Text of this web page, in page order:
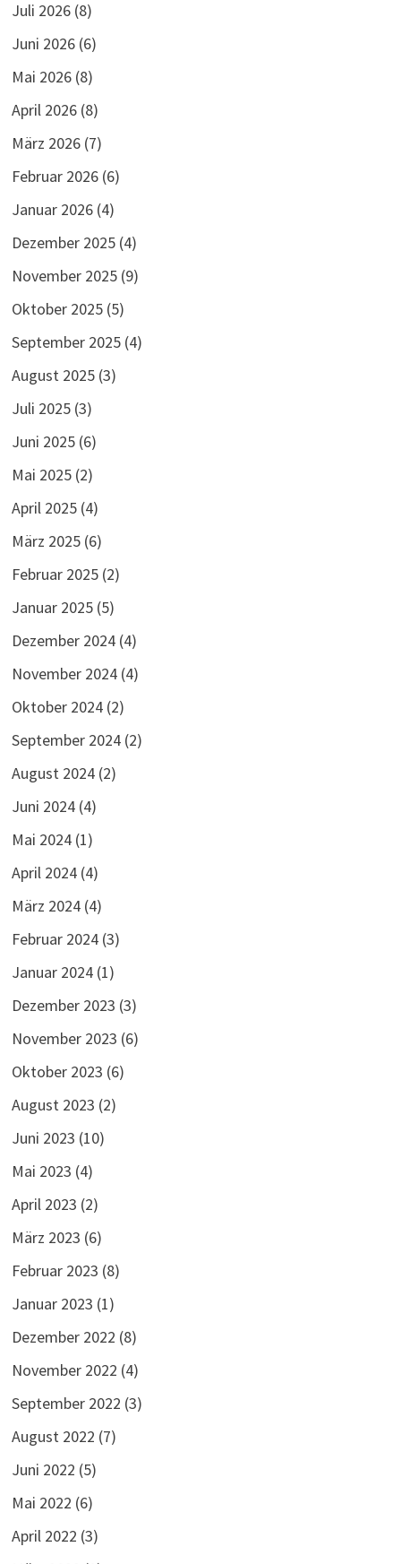
Juli 2026(8)
Juni 2026(6)
Mai 2026(8)
April 2026(8)
März 2026(7)
Februar 2026(6)
Januar 2026(4)
Dezember 2025(4)
November 2025(9)
Oktober 2025(5)
September 2025(4)
August 2025(3)
Juli 2025(3)
Juni 2025(6)
Mai 2025(2)
April 2025(4)
März 2025(6)
Februar 2025(2)
Januar 2025(5)
Dezember 2024(4)
November 2024(4)
Oktober 2024(2)
September 2024(2)
August 2024(2)
Juni 2024(4)
Mai 2024(1)
April 2024(4)
März 2024(4)
Februar 2024(3)
Januar 2024(1)
Dezember 2023 (3)
November 2023 (6)
Oktober 2023 (6)
August 2023 (2)
Juni 2023 (10)
Mai 2023 (4)
April 2023 (2)
März 2023 (6)
Februar 2023 (8)
Januar 2023 (1)
Dezember 2022 (8)
November 2022 (4)
September 2022 (3)
August 2022 (7)
Juni 2022 (5)
Mai 2022 (6)
April 2022 (3)